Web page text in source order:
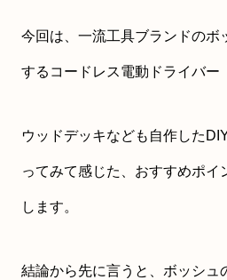
今回は、一流工具ブランドのボ
するコードレス電動ドライバー
ウッドデッキなども自作した
ってみて感じた、おすすめポイ
します。
結論から先に言うと、ボッシュ